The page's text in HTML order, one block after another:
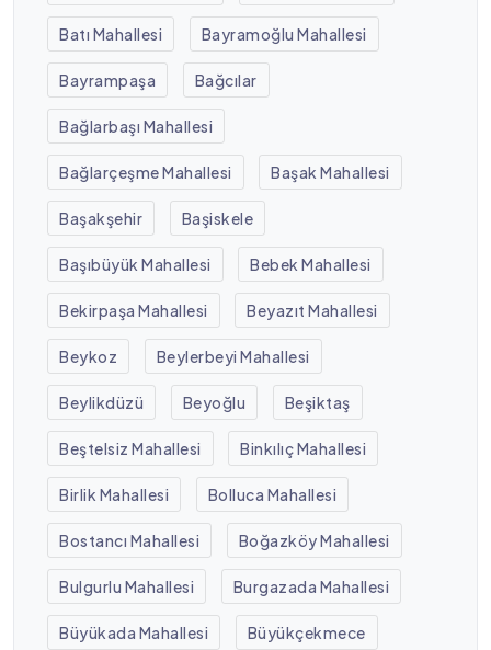
Batı Mahallesi Bayramoğlu Mahallesi
Bayrampaşa Bağcılar
Bağlarbaşı Mahallesi
Bağlarçeşme Mahallesi Başak Mahallesi
Başakşehir Başiskele
Başıbüyük Mahallesi Bebek Mahallesi
Bekirpaşa Mahallesi Beyazıt Mahallesi
Beykoz Beylerbeyi Mahallesi
Beylikdüzü Beyoğlu Beşiktaş
Beştelsiz Mahallesi Binkılıç Mahallesi
Birlik Mahallesi Bolluca Mahallesi
Bostancı Mahallesi Boğazköy Mahallesi
Bulgurlu Mahallesi Burgazada Mahallesi
Büyükada Mahallesi Büyükçekmece